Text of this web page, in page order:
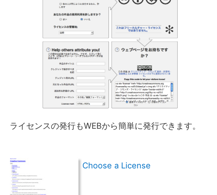
ライセンスの発行もWEBから簡単に発行できます。
Choose a License